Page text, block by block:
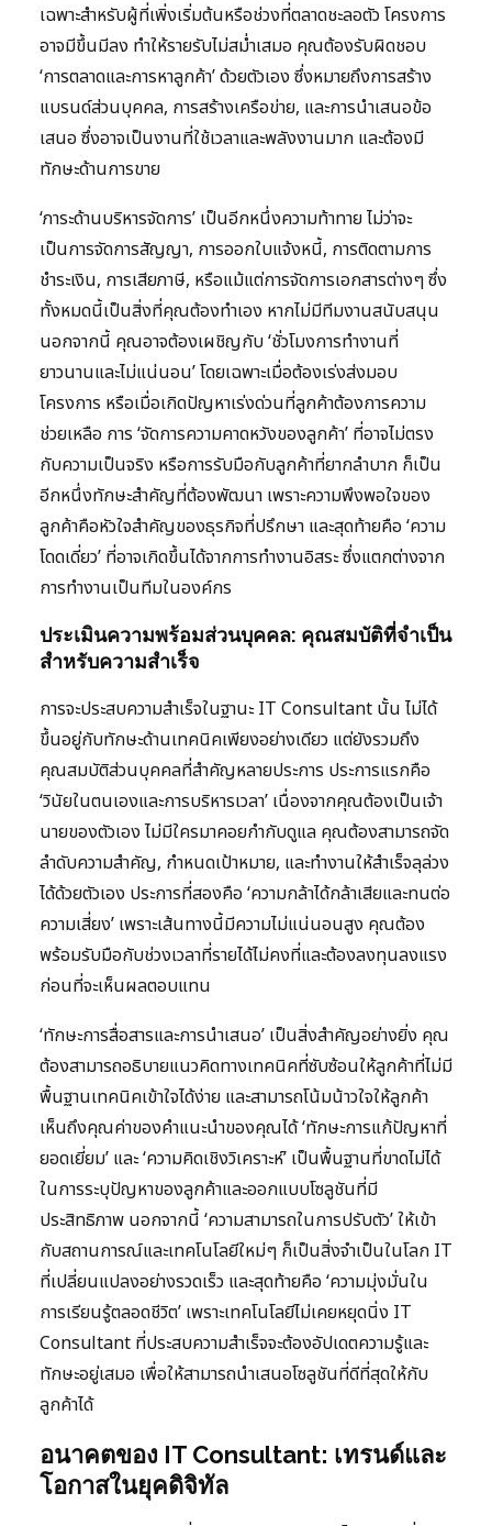
เฉพาะสำหรับผู้ที่เพิ่งเริ่มต้นหรือช่วงที่ตลาดชะลอตัว โครงการ
อาจมีขึ้นมีลง ทำให้รายรับไม่สม่ำเสมอ คุณต้องรับผิดชอบ
‘การตลาดและการหาลูกค้า’ ด้วยตัวเอง ซึ่งหมายถึงการสร้าง
แบรนด์ส่วนบุคคล, การสร้างเครือข่าย, และการนำเสนอข้อ
เสนอ ซึ่งอาจเป็นงานที่ใช้เวลาและพลังงานมาก และต้องมี
ทักษะด้านการขาย
‘ภาระด้านบริหารจัดการ’ เป็นอีกหนึ่งความท้าทาย ไม่ว่าจะ
เป็นการจัดการสัญญา, การออกใบแจ้งหนี้, การติดตามการ
ชำระเงิน, การเสียภาษี, หรือแม้แต่การจัดการเอกสารต่างๆ ซึ่ง
ทั้งหมดนี้เป็นสิ่งที่คุณต้องทำเอง หากไม่มีทีมงานสนับสนุน
นอกจากนี้ คุณอาจต้องเผชิญกับ ‘ชั่วโมงการทำงานที่
ยาวนานและไม่แน่นอน’ โดยเฉพาะเมื่อต้องเร่งส่งมอบ
โครงการ หรือเมื่อเกิดปัญหาเร่งด่วนที่ลูกค้าต้องการความ
ช่วยเหลือ การ ‘จัดการความคาดหวังของลูกค้า’ ที่อาจไม่ตรง
กับความเป็นจริง หรือการรับมือกับลูกค้าที่ยากลำบาก ก็เป็น
อีกหนึ่งทักษะสำคัญที่ต้องพัฒนา เพราะความพึงพอใจของ
ลูกค้าคือหัวใจสำคัญของธุรกิจที่ปรึกษา และสุดท้ายคือ ‘ความ
โดดเดี่ยว’ ที่อาจเกิดขึ้นได้จากการทำงานอิสระ ซึ่งแตกต่างจาก
การทำงานเป็นทีมในองค์กร
ประเมินความพร้อมส่วนบุคคล: คุณสมบัติที่จำเป็น
สำหรับความสำเร็จ
การจะประสบความสำเร็จในฐานะ IT Consultant นั้น ไม่ได้
ขึ้นอยู่กับทักษะด้านเทคนิคเพียงอย่างเดียว แต่ยังรวมถึง
คุณสมบัติส่วนบุคคลที่สำคัญหลายประการ ประการแรกคือ
‘วินัยในตนเองและการบริหารเวลา’ เนื่องจากคุณต้องเป็นเจ้า
นายของตัวเอง ไม่มีใครมาคอยกำกับดูแล คุณต้องสามารถจัด
ลำดับความสำคัญ, กำหนดเป้าหมาย, และทำงานให้สำเร็จลุล่วง
ได้ด้วยตัวเอง ประการที่สองคือ ‘ความกล้าได้กล้าเสียและทนต่อ
ความเสี่ยง’ เพราะเส้นทางนี้มีความไม่แน่นอนสูง คุณต้อง
พร้อมรับมือกับช่วงเวลาที่รายได้ไม่คงที่และต้องลงทุนลงแรง
ก่อนที่จะเห็นผลตอบแทน
‘ทักษะการสื่อสารและการนำเสนอ’ เป็นสิ่งสำคัญอย่างยิ่ง คุณ
ต้องสามารถอธิบายแนวคิดทางเทคนิคที่ซับซ้อนให้ลูกค้าที่ไม่มี
พื้นฐานเทคนิคเข้าใจได้ง่าย และสามารถโน้มน้าวใจให้ลูกค้า
เห็นถึงคุณค่าของคำแนะนำของคุณได้ ‘ทักษะการแก้ปัญหาที่
ยอดเยี่ยม’ และ ‘ความคิดเชิงวิเคราะห์’ เป็นพื้นฐานที่ขาดไม่ได้
ในการระบุปัญหาของลูกค้าและออกแบบโซลูชันที่มี
ประสิทธิภาพ นอกจากนี้ ‘ความสามารถในการปรับตัว’ ให้เข้า
กับสถานการณ์และเทคโนโลยีใหม่ๆ ก็เป็นสิ่งจำเป็นในโลก IT
ที่เปลี่ยนแปลงอย่างรวดเร็ว และสุดท้ายคือ ‘ความมุ่งมั่นใน
การเรียนรู้ตลอดชีวิต’ เพราะเทคโนโลยีไม่เคยหยุดนิ่ง IT
Consultant ที่ประสบความสำเร็จจะต้องอัปเดตความรู้และ
ทักษะอยู่เสมอ เพื่อให้สามารถนำเสนอโซลูชันที่ดีที่สุดให้กับ
ลูกค้าได้
อนาคตของ IT Consultant: เทรนด์และ
โอกาสในยุคดิจิทัล